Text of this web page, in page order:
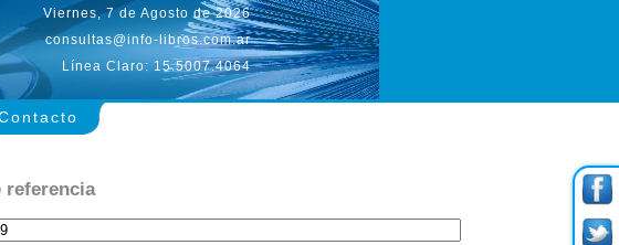
Viernes, 7 de Agosto de 2026
consultas@info-libros.com.ar
Línea Claro: 15.5007.4064
referencia